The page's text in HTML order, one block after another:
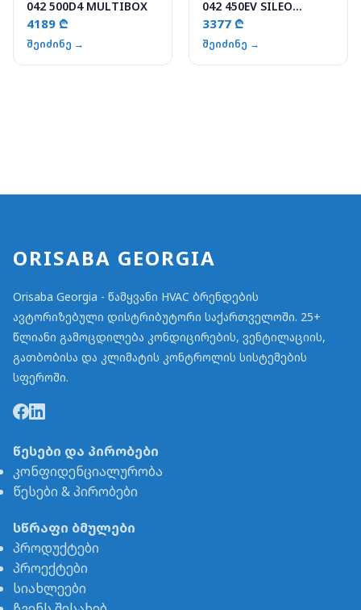
042 500D4 MULTIBOX
4189 ₾
შეიძინე →
042 450EV SILEO
MULTIBOX
3377 ₾
შეიძინე →
ORISABA GEORGIA
Orisaba Georgia - წამყვანი HVAC ბრენდების
ავტორიზებული დისტრიბუტორი საქართველოში. 25+
წლიანი გამოცდილება კონდიცირების, ვენტილაციის,
გათბობისა და კლიმატის კონტროლის სისტემების
სფეროში.
წესები და პირობები
კონფიდენციალურობა
წესები & პირობები
სწრაფი ბმულები
პროდუქტები
პროექტები
სიახლეები